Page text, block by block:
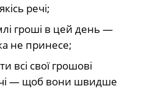
речі;
гроші в цей день —
не принесе;
всі свої грошові
— щоб вони швидше